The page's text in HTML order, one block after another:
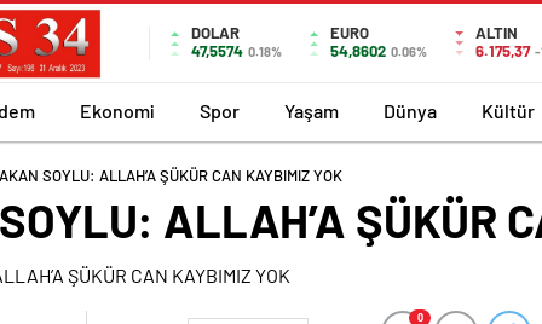
DOLAR
47,5574 0.18%
EURO
54,8602 0.06%
ALTIN
6.175,37 -
Ekonomi Spor Yaşam Dünya Kültür
SOYLU: ALLAH’A ŞÜKÜR CAN KAYBIMIZ YOK
ALLAH’A ŞÜKÜR
0